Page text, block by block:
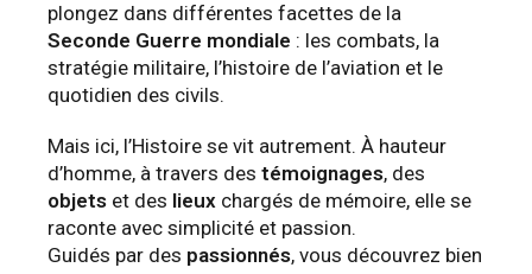
plongez dans différentes facettes de la
Seconde Guerre mondiale : les combats, la
stratégie militaire, l’histoire de l’aviation et le
quotidien des civils.
Mais ici, l’Histoire se vit autrement. À hauteur
d’homme, à travers des témoignages, des
objets et des lieux chargés de mémoire, elle se
raconte avec simplicité et passion.
Guidés par des passionnés, vous découvrez bien